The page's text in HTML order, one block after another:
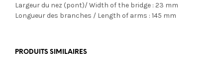
Largeur du nez (pont)/ Width of the bridge : 23 mm
Longueur des branches / Length of arms : 145 mm
PRODUITS SIMILAIRES